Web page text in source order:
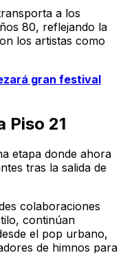
a los
80, reflejando la
los artistas como
gran festival
Piso 21
etapa donde ahora
tras la salida de
colaboraciones
continúan
el pop urbano,
de himnos para